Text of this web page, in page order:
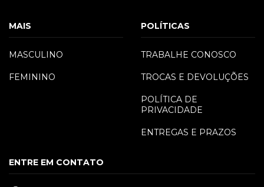
MAIS
MASCULINO
FEMININO
POLÍTICAS
TRABALHE CONOSCO
TROCAS E DEVOLUÇÕES
POLÍTICA DE
PRIVACIDADE
ENTREGAS E PRAZOS
ENTRE EM CONTATO